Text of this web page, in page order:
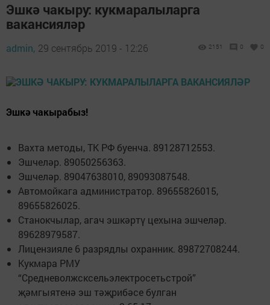
Эшкә чакыру: кукмаралыларга
вакансияләр
admin, 29 сентябрь 2019 - 12:26 2151 0 0
Эшкә чакырабыз!
Вахта методы, ТК РФ буенча. 89128712553.
Эшчеләр. 89050256363.
Эшчеләр. 89047638010, 89093087548.
Автомойкага администратор. 89655826015,
89655826025.
Станокчылар, агач эшкәртү цехына эшчеләр.
89628979587.
Лицензияле 6 разрядлы охранник. 89872708244.
Кукмара РМУ
“Средневолжсксельэлектросетьстрой”
җәмгыятенә эш тәҗрибәсе булган